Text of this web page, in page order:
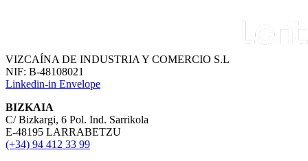
VIZCAÍNA DE INDUSTRIA Y COMERCIO S.L
NIF: B-48108021
Linkedin-in Envelope
BIZKAIA
C/ Bizkargi, 6 Pol. Ind. Sarrikola
E-48195 LARRABETZU
(+34) 94 412 33 99